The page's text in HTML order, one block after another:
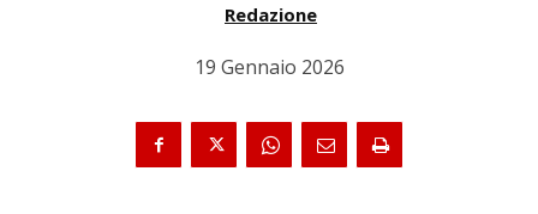
Redazione
19 Gennaio 2026